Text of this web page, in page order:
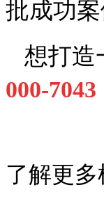
批成功案
想打造
000-7043
了解更多